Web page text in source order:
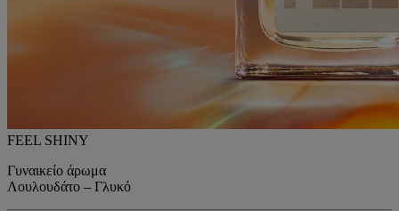
FEEL SHINY
Γυναικείο άρωμα
Λουλουδάτο – Γλυκό